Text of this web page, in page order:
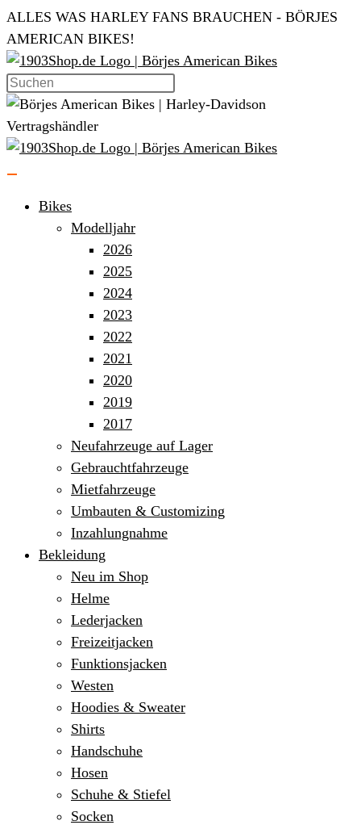
Zum
Inhalt
springen
ALLES WAS HARLEY FANS BRAUCHEN - BÖRJES
AMERICAN BIKES!
Bikes
Modelljahr
2026
2025
2024
2023
2022
2021
2020
2019
2017
Neufahrzeuge auf Lager
Gebrauchtfahrzeuge
Mietfahrzeuge
Umbauten & Customizing
Inzahlungnahme
Bekleidung
Neu im Shop
Helme
Lederjacken
Freizeitjacken
Funktionsjacken
Westen
Hoodies & Sweater
Shirts
Handschuhe
Hosen
Schuhe & Stiefel
Socken